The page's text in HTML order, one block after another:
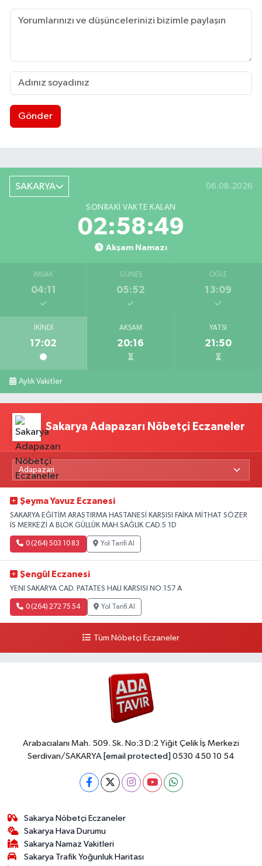
Gönder
SAKARYA 06.08.2026
SONRAKI VAKTE KALAN
02:58:48
Akşam Namazı
İMSAK
04:11
GÜNEŞ
05:52
ÖĞLE
13:09
İKINDI
17:02
AKŞAM
20:16
YATSI
21:50
Aylık Vakitler
Sakarya Adapazarı Nöbetçi Eczaneler
Şeyma Yavuz Eczanesi
SAKARYA EĞİTİM ARAŞTIRMA HASTANESİ KARŞISI FAİKA MİTHAT SÖZER
İS MERKEZİ A BLOK GÜLLÜK MAH.SAĞLIK CAD.5 1D
0 (264) 503 10 83 Yol Tarifi Al
Şengül Eczanesi
YENI SAKARYA CAD. PATATES HALI KARSISI NO:157 A
0 (264) 272 75 54 Yol Tarifi Al
Tüm Nöbetçi Eczaneler
Arabacıalanı Mah. 509. Sk. No:3 D:2 Yiğit Çelik İş Merkezi
Serdivan/SAKARYA [email protected] 0530 450 10 54
Sakarya Nöbetçi Eczaneler
Sakarya Hava Durumu
Sakarya Namaz Vakitleri
Sakarya Trafik Yoğunluk Haritası